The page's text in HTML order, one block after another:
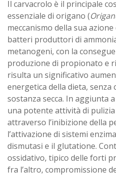
Il carvacrolo è il principale
essenziale di origano (
meccanismo della sua
batteri produttori di
metanogeni, con la
produzione di propionato e
risulta un significativo
energetica della dieta,
sostanza secca. In aggiunta
una potente attività di
attraverso l’inibizione della
l’attivazione di sistemi
dismutasi e il glutatione.
ossidativo, tipico delle forti
fra l’altro, compromissione